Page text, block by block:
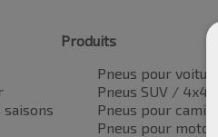
saisons
Produits
Pneus pour
Pneus SUV / 4x4
Pneus pour
Pneus pour motos